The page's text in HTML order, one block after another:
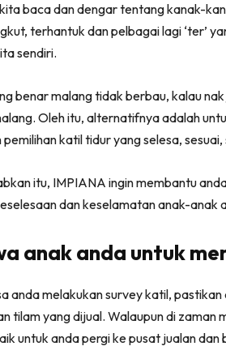
Direktori
Bilik
baca dan dengar tentang kanak-
terhantuk dan pelbagai lagi ‘ter’
sendiri.
benar malang tidak berbau, kalau
Oleh itu, alternatifnya adalah
pemilihan katil tidur yang selesa,
itu, IMPIANA ingin membantu
dan keselamatan anak-anak
anak anda untuk
anda melakukan survey katil,
tilam yang dijual. Walaupun di zaman
untuk anda pergi ke pusat jualan